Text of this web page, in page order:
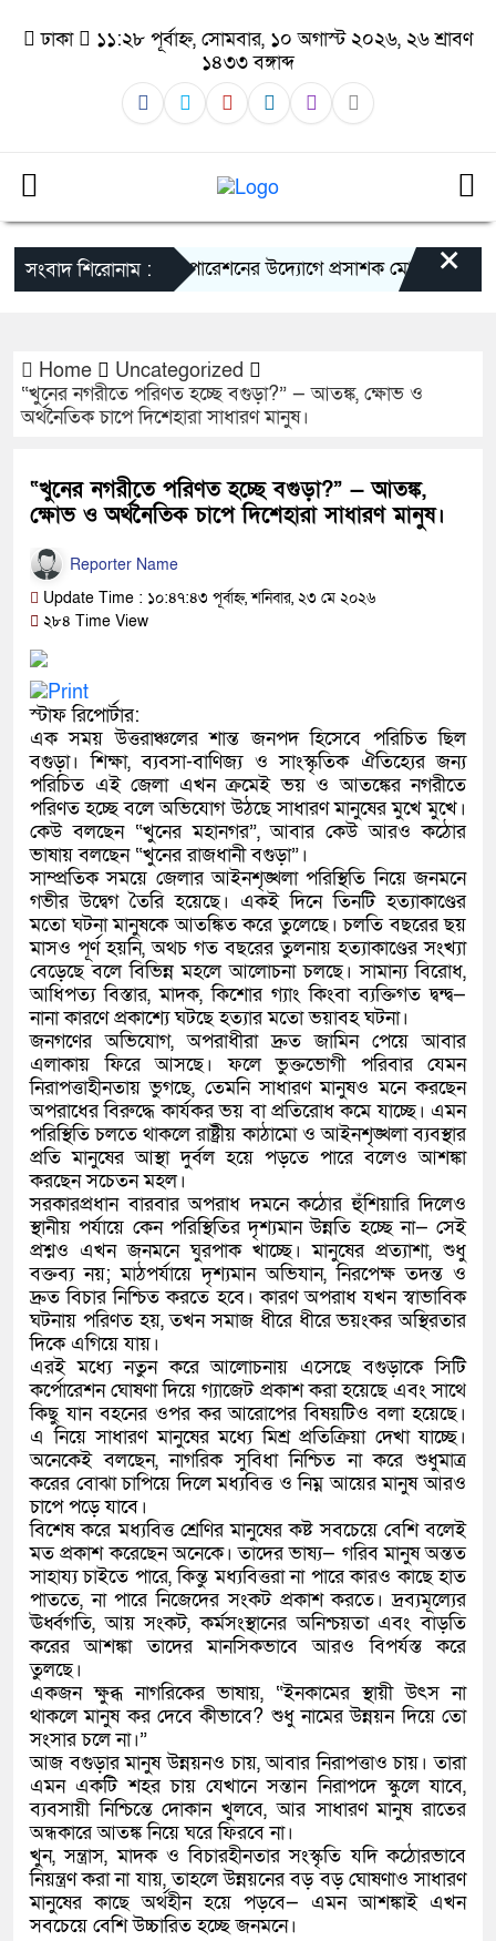
ঢাকা
১১:২৮ পূর্বাহ্ন, সোমবার, ১০ অগাস্ট ২০২৬, ২৬ শ্রাবণ
১৪৩৩ বঙ্গাব্দ
সংবাদ শিরোনাম :
সিটি করপোরেশনের উদ্যোগে প্রসাশক মোহাম্মদ ×
Home
Uncategorized
“খুনের নগরীতে পরিণত হচ্ছে বগুড়া?” — আতঙ্ক, ক্ষোভ ও
অর্থনৈতিক চাপে দিশেহারা সাধারণ মানুষ।
“খুনের নগরীতে পরিণত হচ্ছে বগুড়া?” — আতঙ্ক,
ক্ষোভ ও অর্থনৈতিক চাপে দিশেহারা সাধারণ মানুষ।
Reporter Name
Update Time : ১০:৪৭:৪৩ পূর্বাহ্ন, শনিবার, ২৩ মে ২০২৬
২৮৪ Time View
স্টাফ রিপোর্টার:
এক সময় উত্তরাঞ্চলের শান্ত জনপদ হিসেবে পরিচিত ছিল
বগুড়া। শিক্ষা, ব্যবসা-বাণিজ্য ও সাংস্কৃতিক ঐতিহ্যের জন্য
পরিচিত এই জেলা এখন ক্রমেই ভয় ও আতঙ্কের নগরীতে
পরিণত হচ্ছে বলে অভিযোগ উঠছে সাধারণ মানুষের মুখে মুখে।
কেউ বলছেন “খুনের মহানগর”, আবার কেউ আরও কঠোর
ভাষায় বলছেন “খুনের রাজধানী বগুড়া”।
সাম্প্রতিক সময়ে জেলার আইনশৃঙ্খলা পরিস্থিতি নিয়ে জনমনে
গভীর উদ্বেগ তৈরি হয়েছে। একই দিনে তিনটি হত্যাকাণ্ডের
মতো ঘটনা মানুষকে আতঙ্কিত করে তুলেছে। চলতি বছরের ছয়
মাসও পূর্ণ হয়নি, অথচ গত বছরের তুলনায় হত্যাকাণ্ডের সংখ্যা
বেড়েছে বলে বিভিন্ন মহলে আলোচনা চলছে। সামান্য বিরোধ,
আধিপত্য বিস্তার, মাদক, কিশোর গ্যাং কিংবা ব্যক্তিগত দ্বন্দ্ব—
নানা কারণে প্রকাশ্যে ঘটছে হত্যার মতো ভয়াবহ ঘটনা।
জনগণের অভিযোগ, অপরাধীরা দ্রুত জামিন পেয়ে আবার
এলাকায় ফিরে আসছে। ফলে ভুক্তভোগী পরিবার যেমন
নিরাপত্তাহীনতায় ভুগছে, তেমনি সাধারণ মানুষও মনে করছেন
অপরাধের বিরুদ্ধে কার্যকর ভয় বা প্রতিরোধ কমে যাচ্ছে। এমন
পরিস্থিতি চলতে থাকলে রাষ্ট্রীয় কাঠামো ও আইনশৃঙ্খলা ব্যবস্থার
প্রতি মানুষের আস্থা দুর্বল হয়ে পড়তে পারে বলেও আশঙ্কা
করছেন সচেতন মহল।
সরকারপ্রধান বারবার অপরাধ দমনে কঠোর হুঁশিয়ারি দিলেও
স্থানীয় পর্যায়ে কেন পরিস্থিতির দৃশ্যমান উন্নতি হচ্ছে না— সেই
প্রশ্নও এখন জনমনে ঘুরপাক খাচ্ছে। মানুষের প্রত্যাশা, শুধু
বক্তব্য নয়; মাঠপর্যায়ে দৃশ্যমান অভিযান, নিরপেক্ষ তদন্ত ও
দ্রুত বিচার নিশ্চিত করতে হবে। কারণ অপরাধ যখন স্বাভাবিক
ঘটনায় পরিণত হয়, তখন সমাজ ধীরে ধীরে ভয়ংকর অস্থিরতার
দিকে এগিয়ে যায়।
এরই মধ্যে নতুন করে আলোচনায় এসেছে বগুড়াকে সিটি
কর্পোরেশন ঘোষণা দিয়ে গ্যাজেট প্রকাশ করা হয়েছে এবং সাথে
কিছু যান বহনের ওপর কর আরোপের বিষয়টিও বলা হয়েছে।
এ নিয়ে সাধারণ মানুষের মধ্যে মিশ্র প্রতিক্রিয়া দেখা যাচ্ছে।
অনেকেই বলছেন, নাগরিক সুবিধা নিশ্চিত না করে শুধুমাত্র
করের বোঝা চাপিয়ে দিলে মধ্যবিত্ত ও নিম্ন আয়ের মানুষ আরও
চাপে পড়ে যাবে।
বিশেষ করে মধ্যবিত্ত শ্রেণির মানুষের কষ্ট সবচেয়ে বেশি বলেই
মত প্রকাশ করেছেন অনেকে। তাদের ভাষ্য— গরিব মানুষ অন্তত
সাহায্য চাইতে পারে, কিন্তু মধ্যবিত্তরা না পারে কারও কাছে হাত
পাততে, না পারে নিজেদের সংকট প্রকাশ করতে। দ্রব্যমূল্যের
ঊর্ধ্বগতি, আয় সংকট, কর্মসংস্থানের অনিশ্চয়তা এবং বাড়তি
করের আশঙ্কা তাদের মানসিকভাবে আরও বিপর্যস্ত করে
তুলছে।
একজন ক্ষুব্ধ নাগরিকের ভাষায়, “ইনকামের স্থায়ী উৎস না
থাকলে মানুষ কর দেবে কীভাবে? শুধু নামের উন্নয়ন দিয়ে তো
সংসার চলে না।”
আজ বগুড়ার মানুষ উন্নয়নও চায়, আবার নিরাপত্তাও চায়। তারা
এমন একটি শহর চায় যেখানে সন্তান নিরাপদে স্কুলে যাবে,
ব্যবসায়ী নিশ্চিন্তে দোকান খুলবে, আর সাধারণ মানুষ রাতের
অন্ধকারে আতঙ্ক নিয়ে ঘরে ফিরবে না।
খুন, সন্ত্রাস, মাদক ও বিচারহীনতার সংস্কৃতি যদি কঠোরভাবে
নিয়ন্ত্রণ করা না যায়, তাহলে উন্নয়নের বড় বড় ঘোষণাও সাধারণ
মানুষের কাছে অর্থহীন হয়ে পড়বে— এমন আশঙ্কাই এখন
সবচেয়ে বেশি উচ্চারিত হচ্ছে জনমনে।